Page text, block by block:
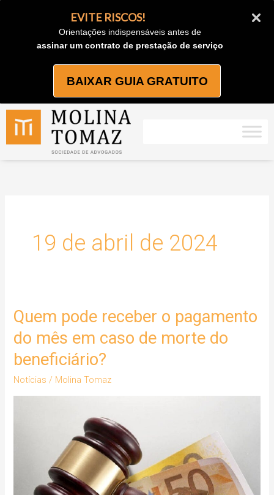
EVITE RISCOS!
Orientações indispensáveis antes de
assinar um contrato de prestação de serviço
BAIXAR GUIA GRATUITO
19 de abril de 2024
Quem pode receber o pagamento
do mês em caso de morte do
beneficiário?
Notícias / Molina Tomaz
Quem
pode
receber
o
pagamento
do